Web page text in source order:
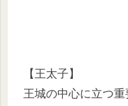
【王太子】
王城の中心に立つ